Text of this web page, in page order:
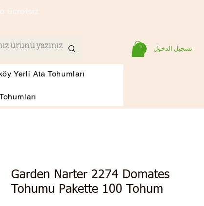
ücretsiz
تسجيل الدخول
Yerli Ata Tohumları
Garden Narter 2274 Domates
Tohumu Pakette 100 Tohum